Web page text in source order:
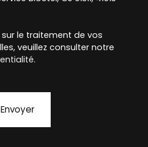
le traitement de vos
veuillez consulter notre
.
Envoyer